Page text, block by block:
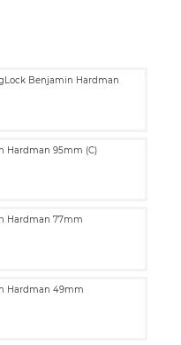
Benjamin Hardman
Hardman 95mm (C)
Hardman 77mm
Hardman 49mm